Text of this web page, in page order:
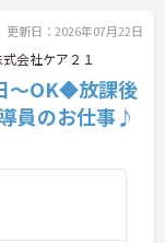
更新日：2026年07月22日
会社ケア２１
～OK◆放課後
員のお仕事♪